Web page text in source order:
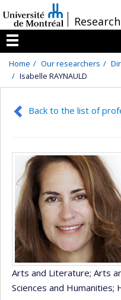
au
contenu
/Research
Menu
Home Our researchers
Isabelle RAYNAULD
Back to the list of
Arts and Literature; Arts
Sciences and Humanities;